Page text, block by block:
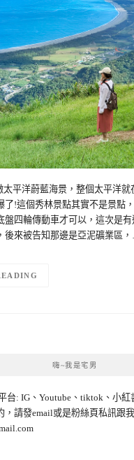
太平洋蔚藍海景，整個太平洋
了!這個秀林景點其實不是景點
盤四輪傳動車才可以，這次是
後來被告知那邊是亞泥礦業區
嗨~我是宅男
台: IG、Youtube、tiktok、小紅
，請發email或是粉絲頁私訊跟